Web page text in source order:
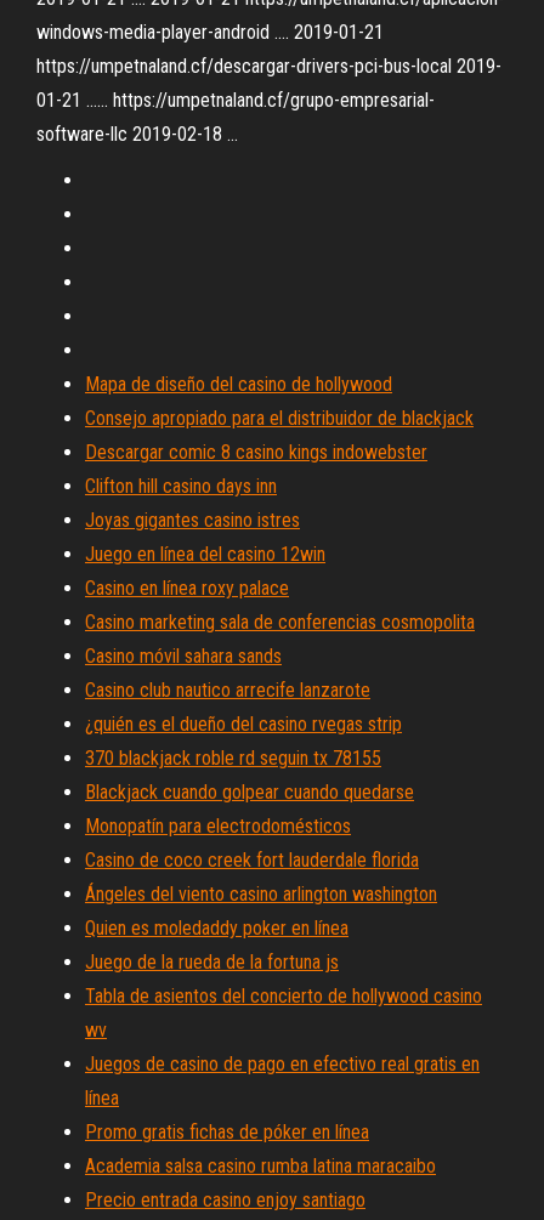
windows-media-player-android .... 2019-01-21
https://umpetnaland.cf/descargar-drivers-pci-bus-local 2019-
01-21 ...... https://umpetnaland.cf/grupo-empresarial-
software-llc 2019-02-18 ...
Mapa de diseño del casino de hollywood
Consejo apropiado para el distribuidor de blackjack
Descargar comic 8 casino kings indowebster
Clifton hill casino days inn
Joyas gigantes casino istres
Juego en línea del casino 12win
Casino en línea roxy palace
Casino marketing sala de conferencias cosmopolita
Casino móvil sahara sands
Casino club nautico arrecife lanzarote
¿quién es el dueño del casino rvegas strip
370 blackjack roble rd seguin tx 78155
Blackjack cuando golpear cuando quedarse
Monopatín para electrodomésticos
Casino de coco creek fort lauderdale florida
Ángeles del viento casino arlington washington
Quien es moledaddy poker en línea
Juego de la rueda de la fortuna js
Tabla de asientos del concierto de hollywood casino
wv
Juegos de casino de pago en efectivo real gratis en
línea
Promo gratis fichas de póker en línea
Academia salsa casino rumba latina maracaibo
Precio entrada casino enjoy santiago